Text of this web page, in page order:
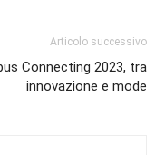
Articolo successivo
Connecting 2023, tra
innovazione e mode